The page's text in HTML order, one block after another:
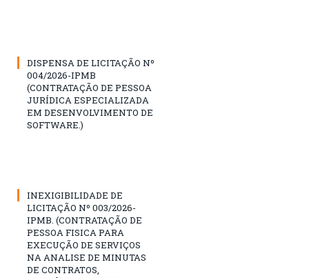
DISPENSA DE LICITAÇÃO Nº
004/2026-IPMB
(CONTRATAÇÃO DE PESSOA
JURÍDICA ESPECIALIZADA
EM DESENVOLVIMENTO DE
SOFTWARE.)
INEXIGIBILIDADE DE
LICITAÇÃO Nº 003/2026-
IPMB. (CONTRATAÇÃO DE
PESSOA FISICA PARA
EXECUÇÃO DE SERVIÇOS
NA ANALISE DE MINUTAS
DE CONTRATOS,